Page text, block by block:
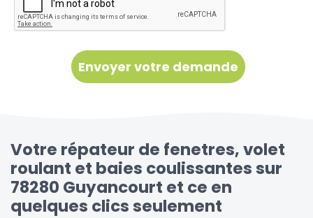
Votre répateur de fenetres, volet
roulant et baies coulissantes sur
78280 Guyancourt et ce en
quelques clics seulement